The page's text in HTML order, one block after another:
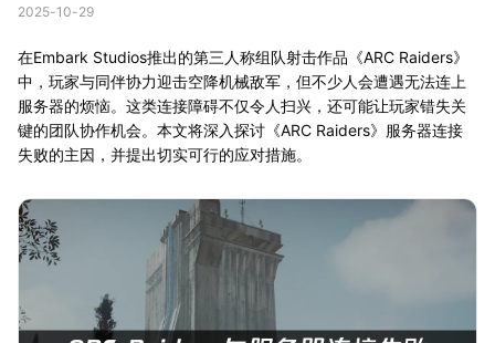
2025-10-29
在Embark Studios推出的第三人称组队射击作品《ARC Raiders》
中，玩家与同伴协力迎击空降机械敌军，但不少人会遭遇无法连上
服务器的烦恼。这类连接障碍不仅令人扫兴，还可能让玩家错失关
键的团队协作机会。本文将深入探讨《ARC Raiders》服务器连接
失败的主因，并提出切实可行的应对措施。